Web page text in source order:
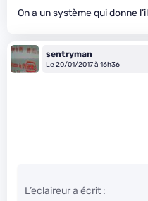
On a un système qui donne
sentryman
Le 20/01/2017 à 16h36
L’eclaireur a écrit :